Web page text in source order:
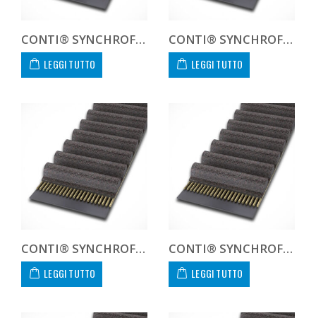
CONTI® SYNCHROFORCE CXA HTD141050115CXA
LEGGI TUTTO
CONTI® SYNCHROFORCE CXA HTD141050170CXA
LEGGI TUTTO
CONTI® SYNCHROFORCE CXA HTD14105040CXA
LEGGI TUTTO
CONTI® SYNCHROFORCE CXA HTD14105055CXA
LEGGI TUTTO